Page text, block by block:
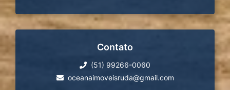
Contato
(51) 99266-0060
oceanaimoveisruda@gmail.com